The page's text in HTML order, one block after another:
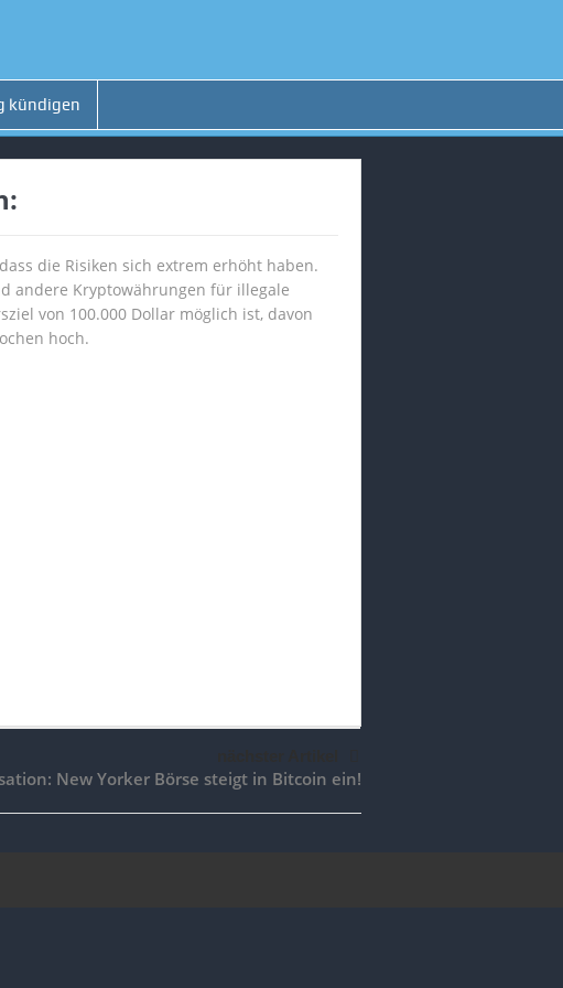
kündigen
die Risiken sich extrem erhöht haben.
andere Kryptowährungen für illegale
von 100.000 Dollar möglich ist, davon
hoch.
New Yorker Börse steigt in Bitcoin ein!